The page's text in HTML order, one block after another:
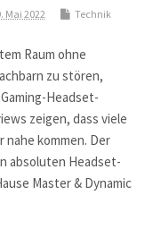
Mai 2022
Technik
Raum ohne
zu stören,
Headset-
zeigen, dass viele
nahe kommen. Der
absoluten Headset-
Master & Dynamic